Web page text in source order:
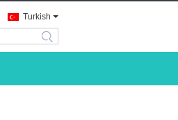
Turkish
search